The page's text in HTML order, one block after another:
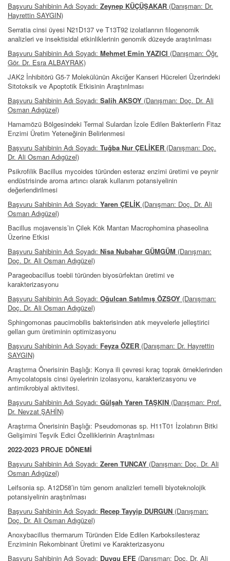
Başvuru Sahibinin Adı Soyadı: Zeynep KÜÇÜŞAKAR (Danışman: Dr.
Hayrettin SAYGIN)
Serratia cinsi üyesi N21D137 ve T13T92 izolatlarının filogenomik
analizleri ve insektisidal etkinliklerinin genomik düzeyde araştırılması
Başvuru Sahibinin Adı Soyadı: Mehmet Emin YAZICI (Danışman: Öğr.
Gör. Dr. Esra ALBAYRAK)
JAK2 İnhibitörü G5-7 Molekülünün Akciğer Kanseri Hücreleri Üzerindeki
Sitotoksik ve Apoptotik Etkisinin Araştırılması
Başvuru Sahibinin Adı Soyadı: Salih AKSOY (Danışman: Doç. Dr. Ali
Osman Adıgüzel)
Hamamözü Bölgesindeki Termal Sulardan İzole Edilen Bakterilerin Fitaz
Enzimi Üretim Yeteneğinin Belirlenmesi
Başvuru Sahibinin Adı Soyadı: Tuğba Nur ÇELİKER (Danışman: Doç.
Dr. Ali Osman Adıgüzel)
Psikrofilik Bacillus mycoides türünden esteraz enzimi üretimi ve peynir
endüstrisinde aroma artırıcı olarak kullanım potansiyelinin
değerlendirilmesi
Başvuru Sahibinin Adı Soyadı: Yaren ÇELİK (Danışman: Doç. Dr. Ali
Osman Adıgüzel)
Bacillus mojavensis’in Çilek Kök Mantarı Macrophomina phaseolina
Üzerine Etkisi
Başvuru Sahibinin Adı Soyadı: Nisa Nubahar GÜMGÜM (Danışman:
Doç. Dr. Ali Osman Adıgüzel)
Parageobacillus toebii türünden biyosürfektan üretimi ve
karakterizasyonu
Başvuru Sahibinin Adı Soyadı: Oğulcan Satılmış ÖZSOY (Danışman:
Doç. Dr. Ali Osman Adıgüzel)
Sphingomonas paucimobilis bakterisinden atık meyvelerle jelleştirici
gellan gum üretiminin optimizasyonu
Başvuru Sahibinin Adı Soyadı: Feyza ÖZER (Danışman: Dr. Hayrettin
SAYGIN)
Araştırma Önerisinin Başlığı: Konya ili çevresi kıraç toprak örneklerinden
Amycolatopsis cinsi üyelerinin izolasyonu, karakterizasyonu ve
antimikrobiyal aktivitesi.
Başvuru Sahibinin Adı Soyadı: Gülşah Yaren TAŞKIN (Danışman: Prof.
Dr. Nevzat ŞAHİN)
Araştırma Önerisinin Başlığı: Pseudomonas sp. H11T01 İzolatının Bitki
Gelişimini Teşvik Edici Özelliklerinin Araştırılması
2022-2023 PROJE DÖNEMİ
Başvuru Sahibinin Adı Soyadı: Zeren TUNCAY (Danışman: Doç. Dr. Ali
Osman Adıgüzel)
Leifsonia sp. A12D58’in tüm genom analizleri temelli biyoteknolojik
potansiyelinin araştırılması
Başvuru Sahibinin Adı Soyadı: Recep Tayyip DURGUN (Danışman:
Doç. Dr. Ali Osman Adıgüzel)
Anoxybacillus thermarum Türünden Elde Edilen Karboksilesteraz
Enziminin Rekombinant Üretimi ve Karakterizasyonu
Başvuru Sahibinin Adı Soyadı: Duygu EFE (Danışman: Doç. Dr. Ali